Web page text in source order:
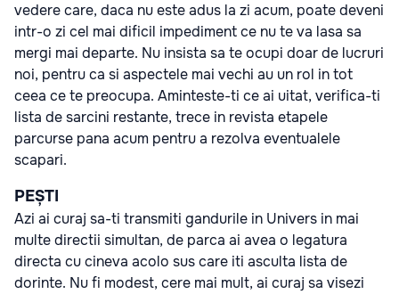
vedere care, daca nu este adus la zi acum, poate deveni
intr-o zi cel mai dificil impediment ce nu te va lasa sa
mergi mai departe. Nu insista sa te ocupi doar de lucruri
noi, pentru ca si aspectele mai vechi au un rol in tot
ceea ce te preocupa. Aminteste-ti ce ai uitat, verifica-ti
lista de sarcini restante, trece in revista etapele
parcurse pana acum pentru a rezolva eventualele
scapari.
PEȘTI
Azi ai curaj sa-ti transmiti gandurile in Univers in mai
multe directii simultan, de parca ai avea o legatura
directa cu cineva acolo sus care iti asculta lista de
dorinte. Nu fi modest, cere mai mult, ai curaj sa visezi